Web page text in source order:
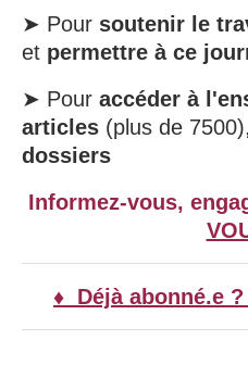
➤ Pour soutenir le
et permettre à ce
➤ Pour accéder à
articles (plus de 7500),
dossiers
Informez-vous,
♦ Déjà abonné.e